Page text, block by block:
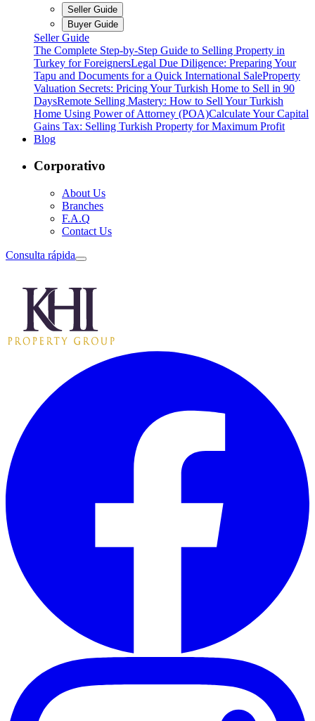
Seller Guide
Buyer Guide
Seller Guide
The Complete Step-by-Step Guide to Selling Property in
Turkey for ForeignersLegal Due Diligence: Preparing Your
Tapu and Documents for a Quick International SaleProperty
Valuation Secrets: Pricing Your Turkish Home to Sell in 90
DaysRemote Selling Mastery: How to Sell Your Turkish
Home Using Power of Attorney (POA)Calculate Your Capital
Gains Tax: Selling Turkish Property for Maximum Profit
Blog
Corporativo
About Us
Branches
F.A.Q
Contact Us
Consulta rápida